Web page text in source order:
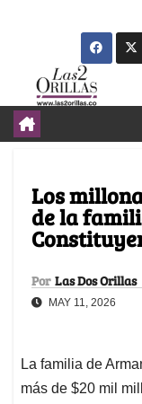
Los
de la
Por Las Dos Orillas
MAY 11, 2026
La familia de
más de $20 mil